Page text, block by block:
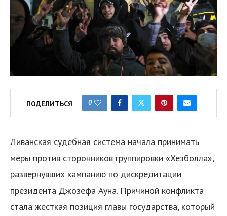
ПОДЕЛИТЬСЯ 0
Ливанская судебная система начала принимать
меры против сторонников группировки «Хезболла»,
развернувших кампанию по дискредитации
президента Джозефа Ауна. Причиной конфликта
стала жесткая позиция главы государства, который